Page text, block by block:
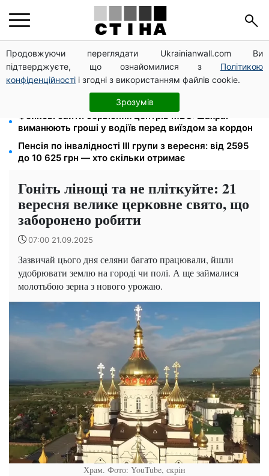
Продовжуючи переглядати Ukrainianwall.com Ви
підтверджуєте, що ознайомилися з Політикою
конфіденційності і згодні з використанням файлів cookie.
Зрозумів
Тариф 2,64 грн за кіловат з 1 жовтня: власники
електроопалення платитимуть на 39% менше
4 склади Fozzy Group знищила рф: Сільпо
попередило про затримки — полиці порожніють
Фейкові сайти сервісних центрів МВС: шахраї
виманюють гроші у водіїв перед виїздом за кордон
Пенсія по інвалідності III групи з вересня: від 2595
до 10 625 грн — хто скільки отримає
Гоніть лінощі та не пліткуйте: 21
вересня велике церковне свято, що
заборонено робити
07:00 21.09.2025
Зазвичай цього дня селяни багато працювали, йшли
удобрювати землю на городі чи полі. А ще займалися
молотьбою зерна з нового урожаю.
Храм. Фото: YouTube, скрін